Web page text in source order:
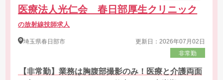
医療法人光仁会 春日部厚生クリニック
の放射線技師求人
埼玉県春日部市
更新日：2026年07月02日
非常勤
【非常勤】業務は胸腹部撮影のみ！医療と介護両面